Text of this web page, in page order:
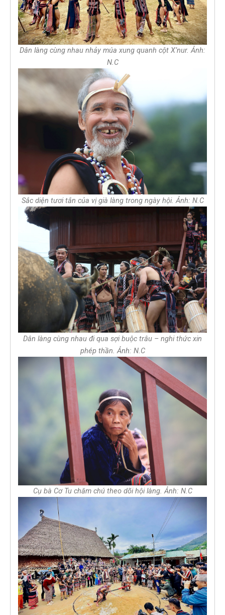
Dân làng cùng nhau nhảy múa xung quanh cột X’nur. Ảnh:
N.C
Sắc diện tươi tắn của vị già làng trong ngày hội. Ảnh: N.C
Dân làng cùng nhau đi qua sợi buộc trâu – nghi thức xin
phép thần. Ảnh: N.C
Cụ bà Cơ Tu chăm chú theo dõi hội làng. Ảnh: N.C